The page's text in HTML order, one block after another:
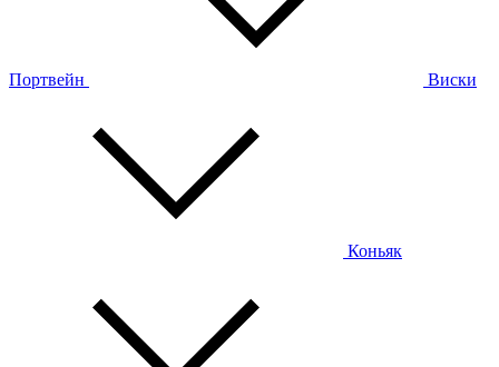
Портвейн Виски
Коньяк